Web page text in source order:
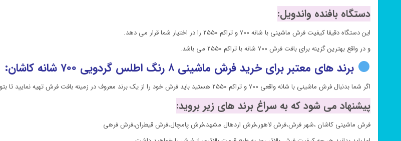
دستگاه بافنده واندویل:
این دستگاه دقیقا کیفیت فرش ماشینی با شانه ۷۰۰ و تراکم ۲۵۵۰ را در اختیار شما قرار می دهد.
و در واقع بهترین گزینه برای بافت فرش ۷۰۰ شانه با تراکم ۲۵۵۰ می باشد.
برند های معتبر برای خرید فرش ماشینی ۸ رنگ اطلس گردویی ۷۰۰ شانه کاشان:
اگر شما بدنبال فرش ماشینی با شانه واقعی ۷۰۰ و تراکم ۲۵۵۰ هستید باید فرش خود را از یک برند معروف در زمینه بافت فرش تهیه نمایید تا بتوانید خریدی با اطمینان داشته باشید.
پیشنهاد می شود که به سراغ برند های زیر بروید:
فرش ماشینی کاشان ،شهر فرش،فرش لاهور،فرش اردهال مشهد،فرش پامچال،فرش قیطران،فرش فرهی